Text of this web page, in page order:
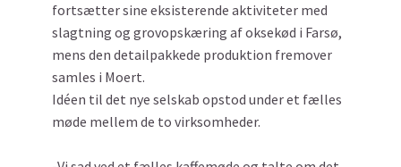
fortsætter sine eksisterende aktiviteter med
slagtning og grovopskæring af oksekød i Farsø,
mens den detailpakkede produktion fremover
samles i Moert.
Idéen til det nye selskab opstod under et fælles
møde mellem de to virksomheder.